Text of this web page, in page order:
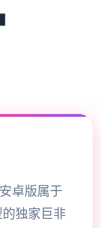
卓版属于
独家巨非